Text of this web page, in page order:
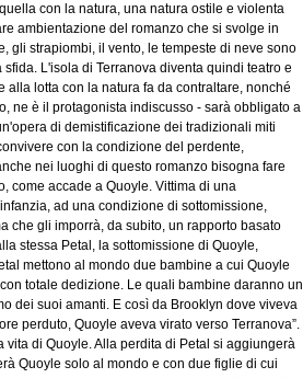
con la natura, una natura ostile e violenta
ambientazione del romanzo che si svolge in
gli strapiombi, il vento, le tempeste di neve sono
L'isola di Terranova diventa quindi teatro e
lotta con la natura fa da contraltare, nonché
ne è il protagonista indiscusso - sarà obbligato a
di demistificazione dei tradizionali miti
con la condizione del perdente,
nei luoghi di questo romanzo bisogna fare
come accade a Quoyle. Vittima di una
ad una condizione di sottomissione,
che gli imporrà, da subito, un rapporto basato
stessa Petal, la sottomissione di Quoyle,
mettono al mondo due bambine a cui Quoyle
totale dedizione. Le quali bambine daranno un
dei suoi amanti. E così da Brooklyn dove viveva
perduto, Quoyle aveva virato verso Terranova”.
di Quoyle. Alla perdita di Petal si aggiungerà
Quoyle solo al mondo e con due figlie di cui